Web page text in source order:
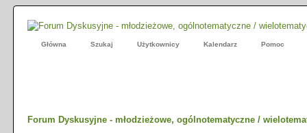
Główna Szukaj Użytkownicy Kalendarz Pomoc
Forum Dyskusyjne - młodzieżowe, ogólnotematyczne /